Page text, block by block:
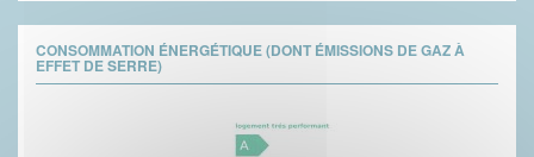
CONSOMMATION ÉNERGÉTIQUE (DONT ÉMISSIONS DE GAZ À
EFFET DE SERRE)